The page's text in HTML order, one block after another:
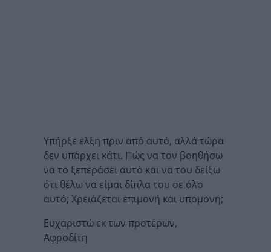
Υπήρξε έλξη πριν από αυτό, αλλά τώρα
δεν υπάρχει κάτι. Πώς να τον βοηθήσω
να το ξεπεράσει αυτό και να του δείξω
ότι θέλω να είμαι δίπλα του σε όλο
αυτό; Χρειάζεται επιμονή και υπομονή;
Ευχαριστώ εκ των προτέρων,
Αφροδίτη